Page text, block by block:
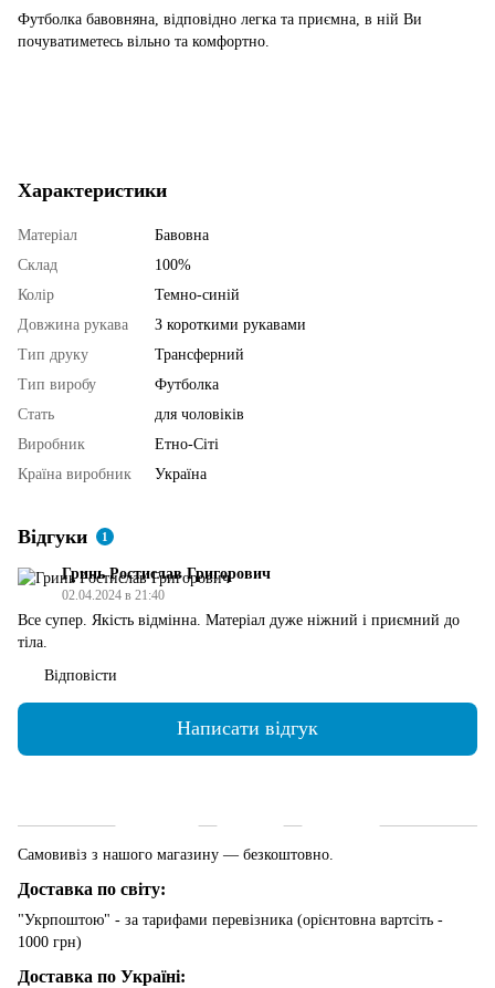
Футболка бавовняна, відповідно легка та приємна, в ній Ви
почуватиметесь вільно та комфортно.
Характеристики
Матеріал
Бавовна
Склад
100%
Колір
Темно-синій
Довжина рукава
З короткими рукавами
Тип друку
Трансферний
Тип виробу
Футболка
Стать
для чоловіків
Виробник
Етно-Сіті
Країна виробник
Україна
Відгуки 1
Гринь Ростислав Григорович
02.04.2024 в 21:40
Все супер. Якість відмінна. Матеріал дуже ніжний і приємний до
тіла.
Відповісти
Написати відгук
Самовивіз з нашого магазину — безкоштовно.
Доставка по світу:
"Укрпоштою" - за тарифами перевізника (орієнтовна вартсіть -
1000 грн)
Доставка по Україні: